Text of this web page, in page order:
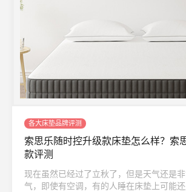
各大床垫品牌评测
索思乐随时控升级款床垫怎么样？索
款评测
现在虽然已经过了立秋了，但是天气还是
气，即使有空调，有的人睡在床垫上可能